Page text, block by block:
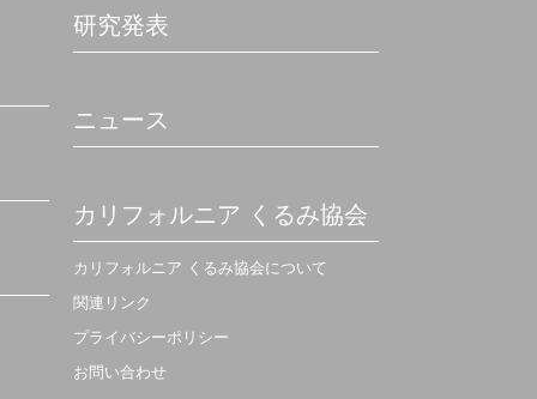
研究発表
ニュース
カリフォルニア くるみ協会
カリフォルニア くるみ協会について
関連リンク
プライバシーポリシー
お問い合わせ